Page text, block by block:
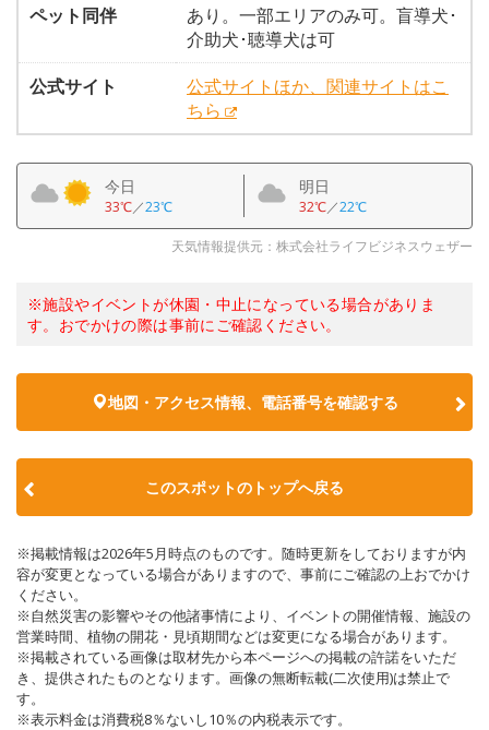
ペット同伴
あり。一部エリアのみ可。盲導犬･
介助犬･聴導犬は可
公式サイト
公式サイトほか、関連サイトはこ
ちら
今日
33℃／23℃
明日
32℃／22℃
天気情報提供元：株式会社ライフビジネスウェザー
※施設やイベントが休園・中止になっている場合がありま
す。おでかけの際は事前にご確認ください。
地図・アクセス情報、電話番号を確認する
このスポットのトップへ戻る
※掲載情報は2026年5月時点のものです。随時更新をしておりますが内
容が変更となっている場合がありますので、事前にご確認の上おでかけ
ください。
※自然災害の影響やその他諸事情により、イベントの開催情報、施設の
営業時間、植物の開花・見頃期間などは変更になる場合があります。
※掲載されている画像は取材先から本ページへの掲載の許諾をいただ
き、提供されたものとなります。画像の無断転載(二次使用)は禁止で
す。
※表示料金は消費税8％ないし10％の内税表示です。